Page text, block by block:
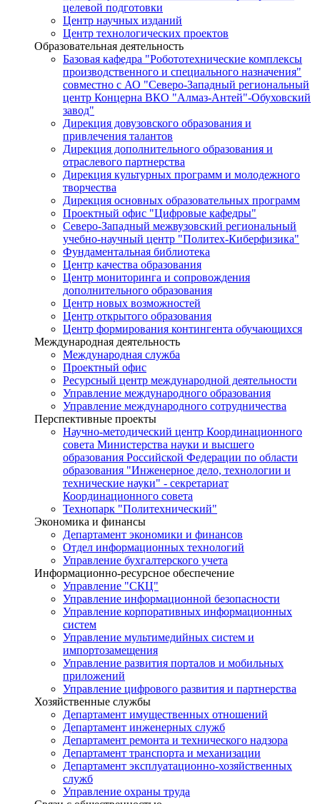
целевой подготовки
Центр научных изданий
Центр технологических проектов
Образовательная деятельность
Базовая кафедра "Робототехнические комплексы
производственного и специального назначения"
совместно с АО "Северо-Западный региональный
центр Концерна ВКО "Алмаз-Антей"-Обуховский
завод"
Дирекция довузовского образования и
привлечения талантов
Дирекция дополнительного образования и
отраслевого партнерства
Дирекция культурных программ и молодежного
творчества
Дирекция основных образовательных программ
Проектный офис "Цифровые кафедры"
Северо-Западный межвузовский региональный
учебно-научный центр "Политех-Киберфизика"
Фундаментальная библиотека
Центр качества образования
Центр мониторинга и сопровождения
дополнительного образования
Центр новых возможностей
Центр открытого образования
Центр формирования контингента обучающихся
Международная деятельность
Международная служба
Проектный офис
Ресурсный центр международной деятельности
Управление международного образования
Управление международного сотрудничества
Перспективные проекты
Научно-методический центр Координационного
совета Министерства науки и высшего
образования Российской Федерации по области
образования "Инженерное дело, технологии и
технические науки" - секретариат
Координационного совета
Технопарк "Политехнический"
Экономика и финансы
Департамент экономики и финансов
Отдел информационных технологий
Управление бухгалтерского учета
Информационно-ресурсное обеспечение
Управление "СКЦ"
Управление информационной безопасности
Управление корпоративных информационных
систем
Управление мультимедийных систем и
импортозамещения
Управление развития порталов и мобильных
приложений
Управление цифрового развития и партнерства
Хозяйственные службы
Департамент имущественных отношений
Департамент инженерных служб
Департамент ремонта и технического надзора
Департамент транспорта и механизации
Департамент эксплуатационно-хозяйственных
служб
Управление охраны труда